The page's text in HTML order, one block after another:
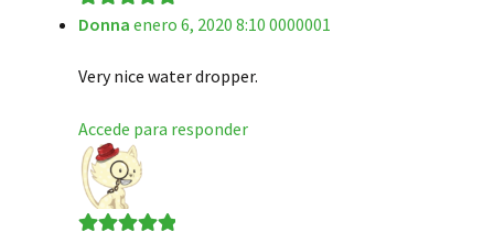
Valorado en5
Donna enero 6, 2020 8:10 0000001
Very nice water dropper.
Accede para responder